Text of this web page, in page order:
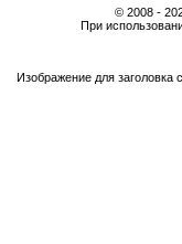
© 2008 -
При
Изображение для